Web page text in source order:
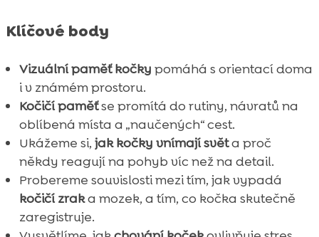
Produkty, které nám pomáhají v péči:
CricksyCat, Jasper, Bill a Purrfect Life
Závěr
 FAQ
Klíčové body
Vizuální paměť kočky pomáhá s orientací doma
i v známém prostoru.
Kočičí paměťse promítá do rutiny, návratů na
oblíbená místa a „naučených“ cest.
Ukážeme si, jak kočky vnímají světa proč
někdy reagují na pohyb víc než na detail.
Probereme souvislosti mezi tím, jak vypadá
kočičí zraka mozek, a tím, co kočka skutečně
zaregistruje.